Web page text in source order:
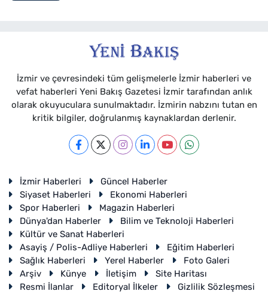
İzmir ve çevresindeki tüm gelişmelerle İzmir haberleri ve
vefat haberleri Yeni Bakış Gazetesi İzmir tarafından anlık
olarak okuyuculara sunulmaktadır. İzmirin nabzını tutan en
kritik bilgiler, doğrulanmış kaynaklardan derlenir.
İzmir Haberleri
Güncel Haberler
Siyaset Haberleri
Ekonomi Haberleri
Spor Haberleri
Magazin Haberleri
Dünya'dan Haberler
Bilim ve Teknoloji Haberleri
Kültür ve Sanat Haberleri
Asayiş / Polis-Adliye Haberleri
Eğitim Haberleri
Sağlık Haberleri
Yerel Haberler
Foto Galeri
Arşiv
Künye İletişim
Site Haritası
Resmi İlanlar
Editoryal İlkeler Gizlilik Sözleşmesi